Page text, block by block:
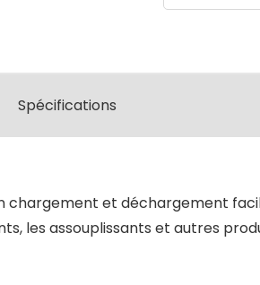
Spécifications
chargement et déchargement
les assouplissants et autres